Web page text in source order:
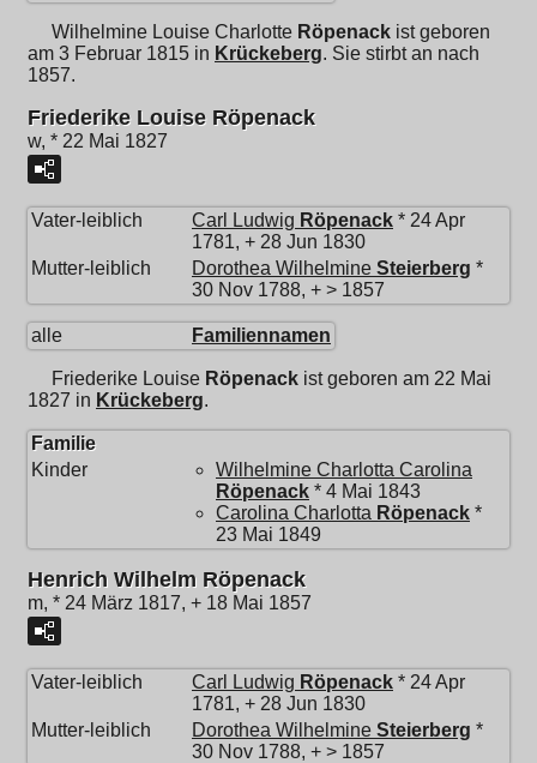
Wilhelmine Louise Charlotte Röpenack ist geboren
am 3 Februar 1815 in Krückeberg. Sie stirbt an nach
1857.
Friederike Louise Röpenack
w, * 22 Mai 1827
Vater-leiblich Carl Ludwig Röpenack * 24 Apr
1781, + 28 Jun 1830
Mutter-leiblich
Dorothea Wilhelmine Steierberg *
30 Nov 1788, + > 1857
alle Familiennamen
Friederike Louise Röpenack ist geboren am 22 Mai
1827 in Krückeberg.
Familie
Kinder
Wilhelmine Charlotta Carolina
Röpenack * 4 Mai 1843
Carolina Charlotta Röpenack *
23 Mai 1849
Henrich Wilhelm Röpenack
m, * 24 März 1817, + 18 Mai 1857
Vater-leiblich Carl Ludwig Röpenack * 24 Apr
1781, + 28 Jun 1830
Mutter-leiblich
Dorothea Wilhelmine Steierberg *
30 Nov 1788, + > 1857